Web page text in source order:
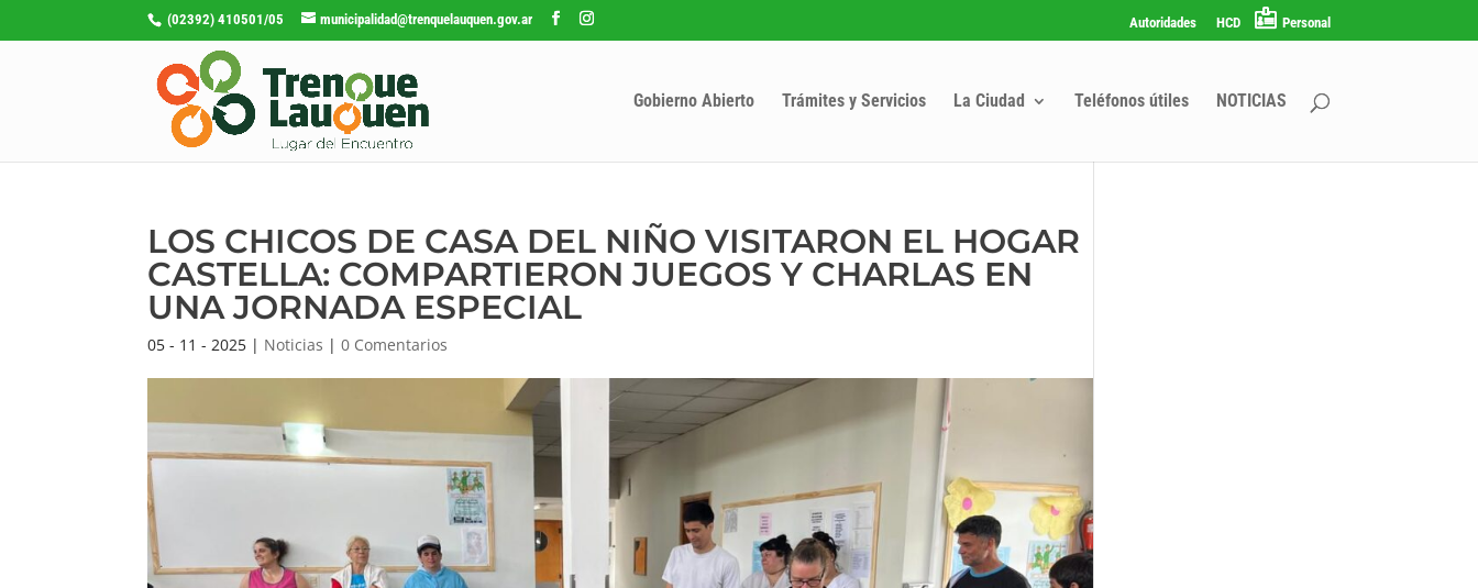
(02392) 410501/05 municipalidad@trenquelauquen.gov.ar Autoridades HCD Personal
Gobierno Abierto Trámites y Servicios La Ciudad Teléfonos útiles NOTICIAS
LOS CHICOS DE CASA DEL NIÑO VISITARON EL HOGAR
CASTELLA: COMPARTIERON JUEGOS Y CHARLAS EN
UNA JORNADA ESPECIAL
05 - 11 - 2025 | Noticias |0 Comentarios